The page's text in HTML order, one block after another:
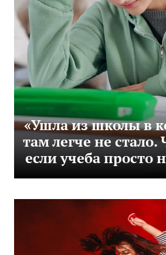
«Ушла из школы в
там легче не стало.
если учеба просто